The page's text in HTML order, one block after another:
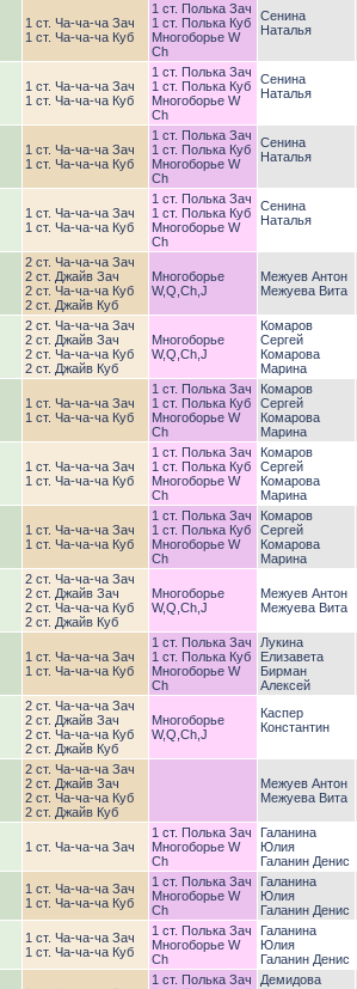
1 ст. Ча-ча-ча Зач
1 ст. Ча-ча-ча Куб
1 ст. Полька Зач
1 ст. Полька Куб
Многоборье W
Ch
Сенина
Наталья
1 ст. Ча-ча-ча Зач
1 ст. Ча-ча-ча Куб
1 ст. Полька Зач
1 ст. Полька Куб
Многоборье W
Ch
Сенина
Наталья
1 ст. Ча-ча-ча Зач
1 ст. Ча-ча-ча Куб
1 ст. Полька Зач
1 ст. Полька Куб
Многоборье W
Ch
Сенина
Наталья
1 ст. Ча-ча-ча Зач
1 ст. Ча-ча-ча Куб
1 ст. Полька Зач
1 ст. Полька Куб
Многоборье W
Ch
Сенина
Наталья
2 ст. Ча-ча-ча Зач
2 ст. Джайв Зач
2 ст. Ча-ча-ча Куб
2 ст. Джайв Куб
Многоборье
W,Q,Ch,J
Межуев Антон
Межуева Вита
2 ст. Ча-ча-ча Зач
2 ст. Джайв Зач
2 ст. Ча-ча-ча Куб
2 ст. Джайв Куб
Многоборье
W,Q,Ch,J
Комаров
Сергей
Комарова
Марина
1 ст. Ча-ча-ча Зач
1 ст. Ча-ча-ча Куб
1 ст. Полька Зач
1 ст. Полька Куб
Многоборье W
Ch
Комаров
Сергей
Комарова
Марина
1 ст. Ча-ча-ча Зач
1 ст. Ча-ча-ча Куб
1 ст. Полька Зач
1 ст. Полька Куб
Многоборье W
Ch
Комаров
Сергей
Комарова
Марина
1 ст. Ча-ча-ча Зач
1 ст. Ча-ча-ча Куб
1 ст. Полька Зач
1 ст. Полька Куб
Многоборье W
Ch
Комаров
Сергей
Комарова
Марина
2 ст. Ча-ча-ча Зач
2 ст. Джайв Зач
2 ст. Ча-ча-ча Куб
2 ст. Джайв Куб
Многоборье
W,Q,Ch,J
Межуев Антон
Межуева Вита
1 ст. Ча-ча-ча Зач
1 ст. Ча-ча-ча Куб
1 ст. Полька Зач
1 ст. Полька Куб
Многоборье W
Ch
Лукина
Елизавета
Бирман
Алексей
2 ст. Ча-ча-ча Зач
2 ст. Джайв Зач
2 ст. Ча-ча-ча Куб
2 ст. Джайв Куб
Многоборье
W,Q,Ch,J
Каспер
Константин
2 ст. Ча-ча-ча Зач
2 ст. Джайв Зач
2 ст. Ча-ча-ча Куб
2 ст. Джайв Куб
Межуев Антон
Межуева Вита
1 ст. Ча-ча-ча Зач
1 ст. Полька Зач
Многоборье W
Ch
Галанина
Юлия
Галанин Денис
1 ст. Ча-ча-ча Зач
1 ст. Ча-ча-ча Куб
1 ст. Полька Зач
Многоборье W
Ch
Галанина
Юлия
Галанин Денис
1 ст. Ча-ча-ча Зач
1 ст. Ча-ча-ча Куб
1 ст. Полька Зач
Многоборье W
Ch
Галанина
Юлия
Галанин Денис
1 ст. Полька Зач
Демидова